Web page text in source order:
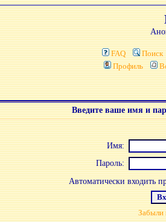
FAQ Поиск
Профиль
Введите ваше имя и
Имя:
Пароль:
Автоматически входить
Забыли